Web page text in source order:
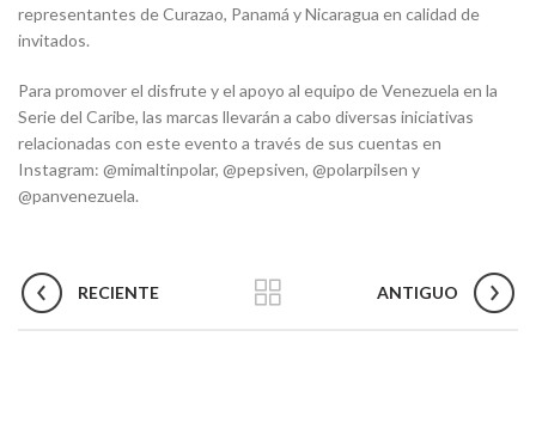
representantes de Curazao, Panamá y Nicaragua en calidad de
invitados.
Para promover el disfrute y el apoyo al equipo de Venezuela en la
Serie del Caribe, las marcas llevarán a cabo diversas iniciativas
relacionadas con este evento a través de sus cuentas en
Instagram: @mimaltinpolar, @pepsiven, @polarpilsen y
@panvenezuela.
RECIENTE ANTIGUO